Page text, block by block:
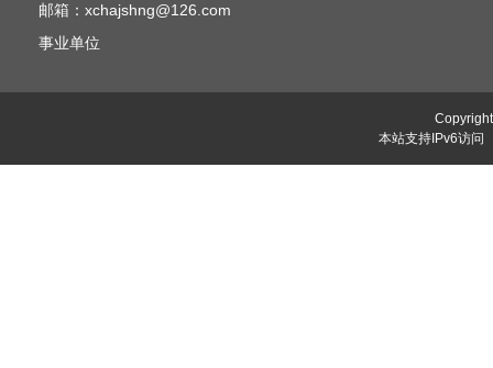
邮箱：xchajshng@126.com
事业单位
本站支持IPv6访